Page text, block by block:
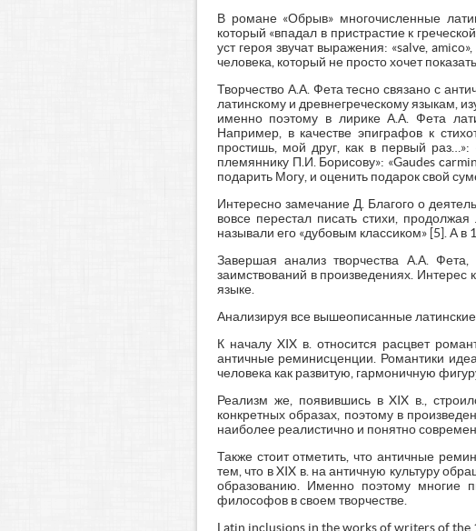
В романе «Обрыв» многочисленные
который «впадал в пристрастие к
уст героя звучат выражения: «salve,
человека, который не просто хочет
Творчество А.А. Фета тесно связано с
латинскому и древнегреческому языкам,
именно поэтому в лирике А.А. Фета
Например, в качестве эпиграфов к
простишь, мой друг, как в первый
племяннику П.И. Борисову»: «Gaudes
подарить Могу, и оценить подарок свой
Интересно замечание Д. Благого о
вовсе перестал писать стихи,
называли его «дубовым классиком» [5]. А в
Завершая анализ творчества А.А. Фета,
заимствований в произведениях. Интерес
языке.
Анализируя все вышеописанные
К началу XIX в. относится расцвет
античные реминисценции. Романтики
человека как развитую, гармоничную
Реализм же, появившись в XIX в.,
конкретных образах, поэтому в
наиболее реалистично и понятно
Также стоит отметить, что античные
тем, что в XIX в. на античную культуру
образованию. Именно поэтому многие
философов в своем творчестве.
Latin inclusions in the works of writers of the